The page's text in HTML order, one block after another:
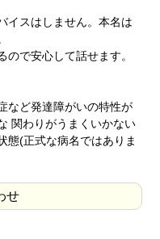
イスはしません。本名は
で安心して話せます。
など発達障がいの特性が
関わりがうまくいかない
態(正式な病名ではありま
せ